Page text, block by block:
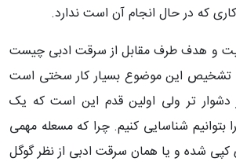
که در حال انجام آن است ندارد.
و هدف طرف مقابل از سرقت ادبی چیست
تشخیص این موضوع بسیار کار سختی است
دشوار تر ولی اولین قدم این است که یک
شناسایی کنیم. چرا که مسعله مهمی
کپی شده و یا همان سرقت ادبی از نظر گوگل